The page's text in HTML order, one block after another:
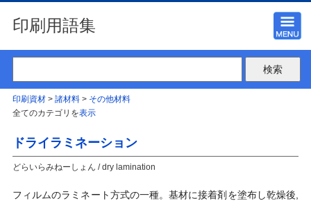
印刷用語集
印刷資材> 諸材料> その他材料
全てのカテゴリを表示
ドライラミネーション
どらいらみねーしょん / dry lamination
フィルムのラミネート方式の一種。基材に接着剤を塗布し乾燥後,